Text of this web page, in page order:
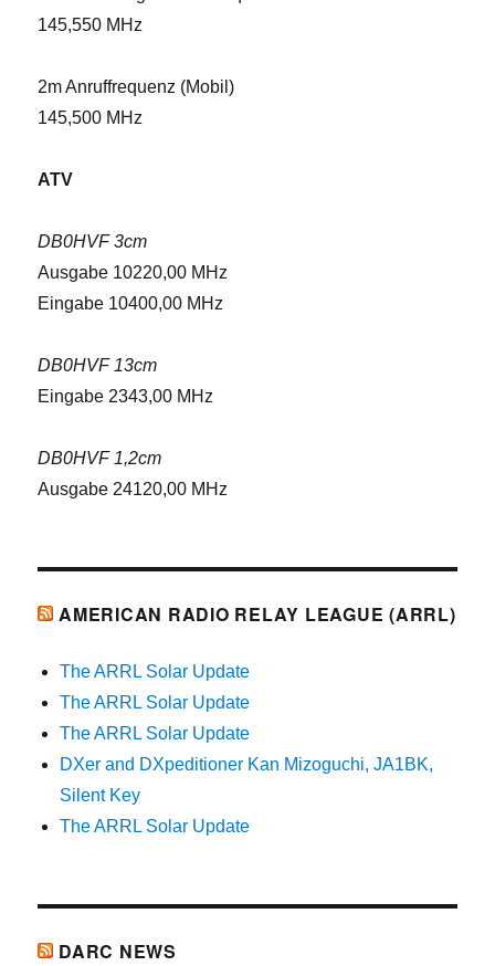
145,550 MHz
2m Anruffrequenz (Mobil)
145,500 MHz
ATV
DB0HVF 3cm
Ausgabe 10220,00 MHz
Eingabe 10400,00 MHz
DB0HVF 13cm
Eingabe 2343,00 MHz
DB0HVF 1,2cm
Ausgabe 24120,00 MHz
AMERICAN RADIO RELAY LEAGUE (ARRL)
The ARRL Solar Update
The ARRL Solar Update
The ARRL Solar Update
DXer and DXpeditioner Kan Mizoguchi, JA1BK,
Silent Key
The ARRL Solar Update
DARC NEWS